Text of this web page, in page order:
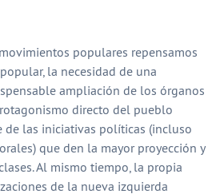
populares repensamos
la necesidad de una
ampliación de los órganos
directo del pueblo
de las iniciativas políticas (incluso
que den la mayor proyección y
Al mismo tiempo, la propia
de la nueva izquierda